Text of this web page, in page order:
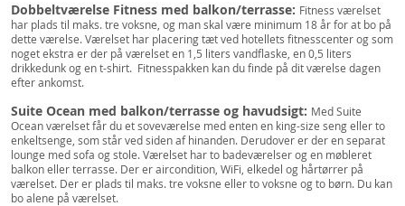
Dobbeltværelse Fitness med balkon/terrasse: Fitness værelset
har plads til maks. tre voksne, og man skal være minimum 18 år for at bo på
dette værelse. Værelset har placering tæt ved hotellets fitnesscenter og som
noget ekstra er der på værelset en 1,5 liters vandflaske, en 0,5 liters
drikkedunk og en t-shirt. Fitnesspakken kan du finde på dit værelse dagen
efter ankomst.
Suite Ocean med balkon/terrasse og havudsigt: Med Suite
Ocean værelset får du et soveværelse med enten en king-size seng eller to
enkeltsenge, som står ved siden af hinanden. Derudover er der en separat
lounge med sofa og stole. Værelset har to badeværelser og en møbleret
balkon eller terrasse. Der er aircondition, WiFi, elkedel og hårtørrer på
værelset. Der er plads til maks. tre voksne eller to voksne og to børn. Du kan
bo alene på værelset.